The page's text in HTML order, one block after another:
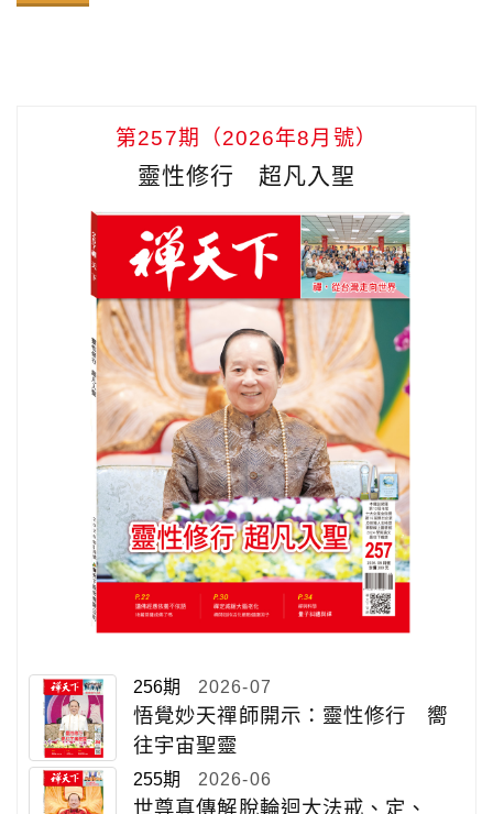
第257期（2026年8月號）
靈性修行 超凡入聖
256期 2026-07
悟覺妙天禪師開示：靈性修行 嚮
往宇宙聖靈
255期 2026-06
世尊真傳解脫輪迴大法戒、定、